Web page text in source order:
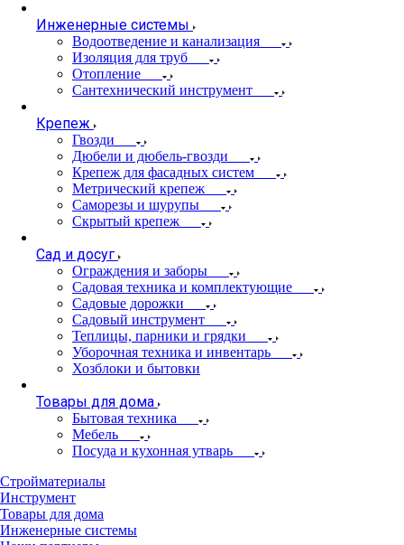
Инженерные системы
Водоотведение и канализация
Изоляция для труб
Отопление
Сантехнический инструмент
Крепеж
Гвозди
Дюбели и дюбель-гвозди
Крепеж для фасадных систем
Метрический крепеж
Саморезы и шурупы
Скрытый крепеж
Сад и досуг
Ограждения и заборы
Садовая техника и комплектующие
Садовые дорожки
Садовый инструмент
Теплицы, парники и грядки
Уборочная техника и инвентарь
Хозблоки и бытовки
Товары для дома
Бытовая техника
Мебель
Посуда и кухонная утварь
Стройматериалы
Инструмент
Товары для дома
Инженерные системы